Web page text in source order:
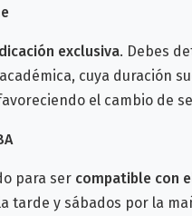
exclusiva. Debes
cuya duración
el cambio de
para ser compatible con
tarde y sábados por la